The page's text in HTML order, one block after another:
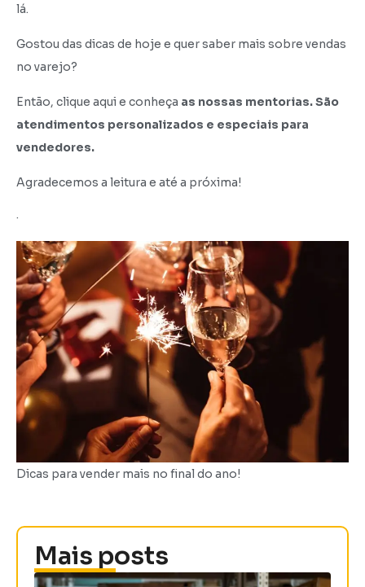
lá.
Gostou das dicas de hoje e quer saber mais sobre vendas
no varejo?
Então, clique aqui e conheça as nossas mentorias. São
atendimentos personalizados e especiais para
vendedores.
Agradecemos a leitura e até a próxima!
·
Dicas para vender mais no final do ano!
Mais posts